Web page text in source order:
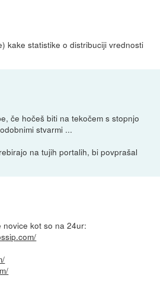
kake statistike o distribuciji vrednosti
če hočeš biti na tekočem s stopnjo
stvarmi ...
na tujih portalih, bi povprašal
novice kot so na 24ur: